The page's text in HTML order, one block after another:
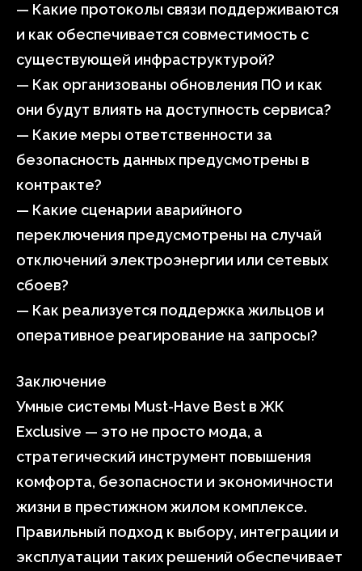
— Какие протоколы связи поддерживаются
и как обеспечивается совместимость с
существующей инфраструктурой?
— Как организованы обновления ПО и как
они будут влиять на доступность сервиса?
— Какие меры ответственности за
безопасность данных предусмотрены в
контракте?
— Какие сценарии аварийного
переключения предусмотрены на случай
отключений электроэнергии или сетевых
сбоев?
— Как реализуется поддержка жильцов и
оперативное реагирование на запросы?
Заключение
Умные системы Must-Have Best в ЖК
Exclusive — это не просто мода, а
стратегический инструмент повышения
комфорта, безопасности и экономичности
жизни в престижном жилом комплексе.
Правильный подход к выбору, интеграции и
эксплуатации таких решений обеспечивает